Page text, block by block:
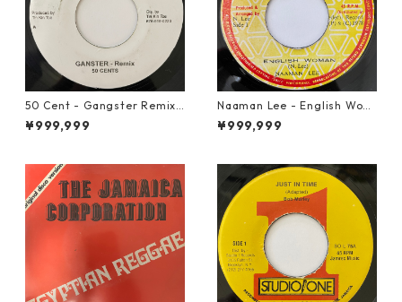
50 Cent - Gangster Remix
【7-20928】
¥999,999
Naaman Lee - English Wom
an【7-20855】
¥999,999